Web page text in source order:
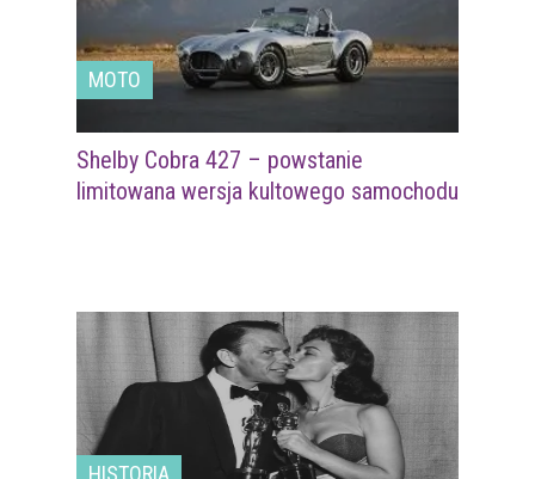
MOTO
Shelby Cobra 427 – powstanie
limitowana wersja kultowego samochodu
HISTORIA